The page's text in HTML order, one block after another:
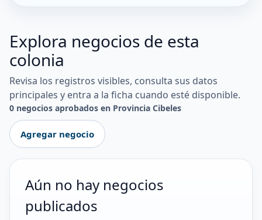
Explora negocios de esta
colonia
Revisa los registros visibles, consulta sus datos
principales y entra a la ficha cuando esté disponible.
0 negocios aprobados en Provincia Cibeles
Agregar negocio
Aún no hay negocios
publicados